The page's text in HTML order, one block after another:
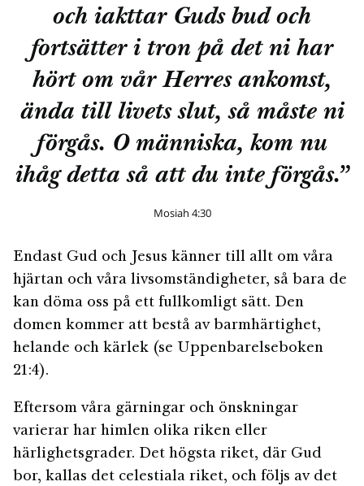
och iakttar Guds bud och
fortsätter i tron på det ni har
hört om vår Herres ankomst,
ända till livets slut, så måste ni
förgås. O människa, kom nu
ihåg detta så att du inte förgås.”
Mosiah 4:30
Endast Gud och Jesus känner till allt om våra
hjärtan och våra livsomständigheter, så bara de
kan döma oss på ett fullkomligt sätt. Den
domen kommer att bestå av barmhärtighet,
helande och kärlek (se Uppenbarelseboken
21:4).
Eftersom våra gärningar och önskningar
varierar har himlen olika riken eller
härlighetsgrader. Det högsta riket, där Gud
bor, kallas det celestiala riket, och följs av det